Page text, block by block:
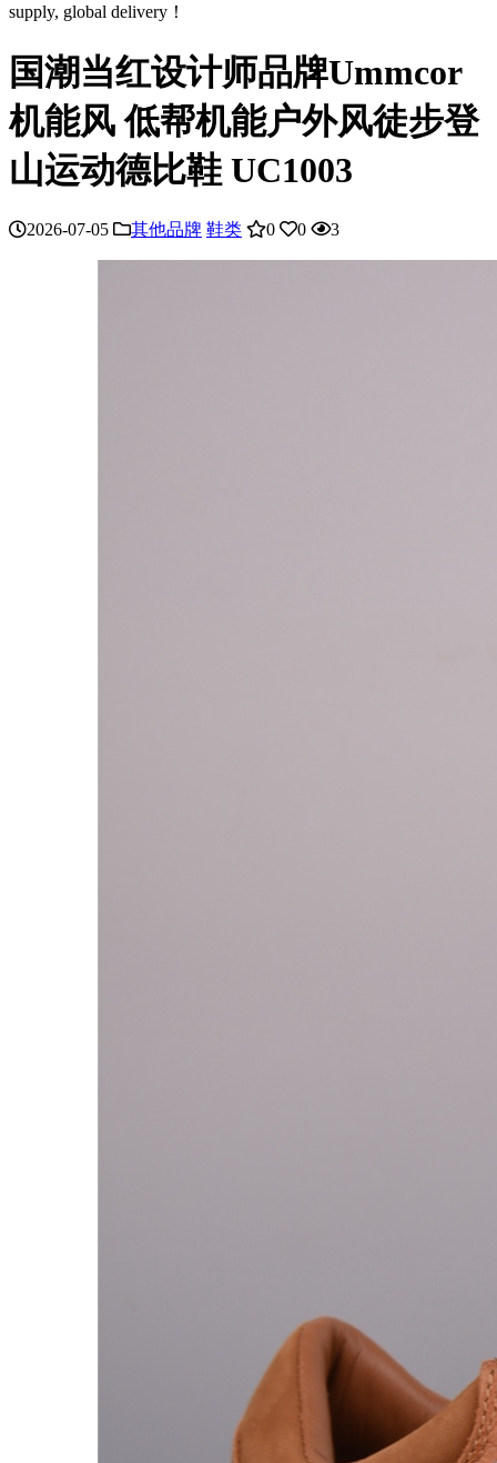
supply, global delivery！
国潮当红设计师品牌Ummcor
机能风 低帮机能户外风徒步登
山运动德比鞋 UC1003
2026-07-05 其他品牌 鞋类 0 0 3